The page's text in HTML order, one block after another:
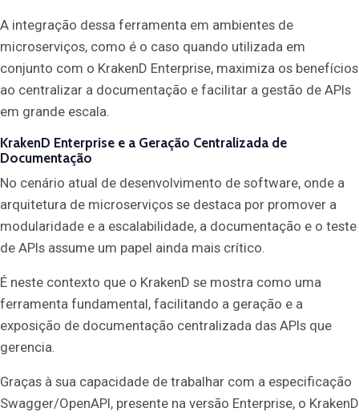
A integração dessa ferramenta em ambientes de
microserviços, como é o caso quando utilizada em
conjunto com o KrakenD Enterprise, maximiza os benefícios
ao centralizar a documentação e facilitar a gestão de APIs
em grande escala.
KrakenD Enterprise e a Geração Centralizada de
Documentação
No cenário atual de desenvolvimento de software, onde a
arquitetura de microserviços se destaca por promover a
modularidade e a escalabilidade, a documentação e o teste
de APIs assume um papel ainda mais crítico.
É neste contexto que o KrakenD se mostra como uma
ferramenta fundamental, facilitando a geração e a
exposição de documentação centralizada das APIs que
gerencia.
Graças à sua capacidade de trabalhar com a especificação
Swagger/OpenAPI, presente na versão Enterprise, o KrakenD